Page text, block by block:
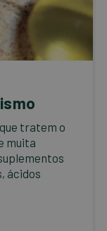
tratem o
muita
ácidos